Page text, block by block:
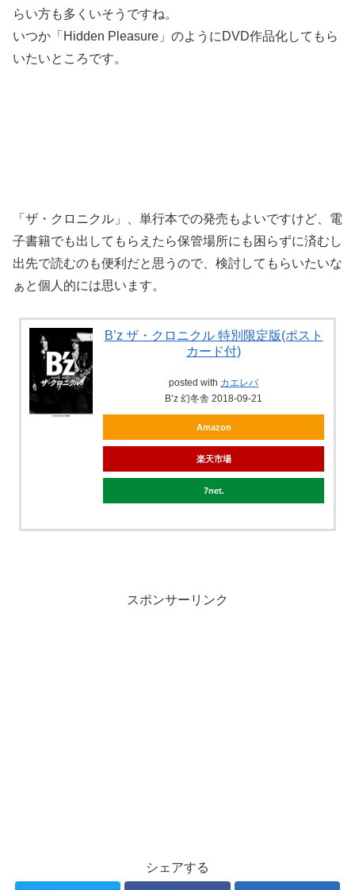
らい方も多くいそうですね。
いつか「Hidden Pleasure」のようにDVD作品化してもら
いたいところです。
「ザ・クロニクル」、単行本での発売もよいですけど、電
子書籍でも出してもらえたら保管場所にも困らずに済むし
出先で読むのも便利だと思うので、検討してもらいたいな
ぁと個人的には思います。
B’z ザ・クロニクル 特別限定版(ポスト
カード付)
posted with カエレバ
B’z 幻冬舎 2018-09-21
Amazon
楽天市場
7net
スポンサーリンク
シェアする